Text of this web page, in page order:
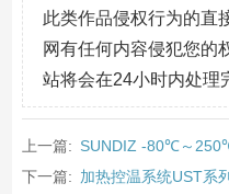
此类作品侵权行为的直
网有任何内容侵犯您的
站将会在24小时内处理
上一篇: SUNDIZ -80℃～
下一篇: 加热控温系统UST系